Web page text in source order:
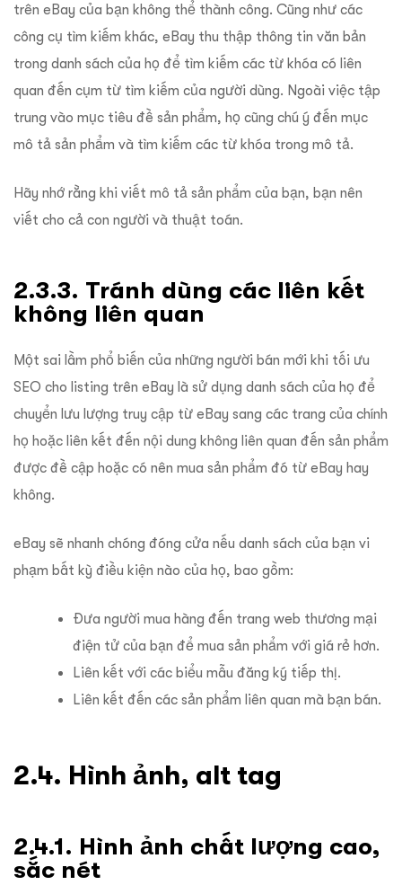
trên eBay của bạn không thể thành công. Cũng như các
công cụ tìm kiếm khác, eBay thu thập thông tin văn bản
trong danh sách của họ để tìm kiếm các từ khóa có liên
quan đến cụm từ tìm kiếm của người dùng. Ngoài việc tập
trung vào mục tiêu đề sản phẩm, họ cũng chú ý đến mục
mô tả sản phẩm và tìm kiếm các từ khóa trong mô tả.
Hãy nhớ rằng khi viết mô tả sản phẩm của bạn, bạn nên
viết cho cả con người và thuật toán.
2.3.3. Tránh dùng các liên kết
không liên quan
Một sai lầm phổ biến của những người bán mới khi tối ưu
SEO cho listing trên eBay là sử dụng danh sách của họ để
chuyển lưu lượng truy cập từ eBay sang các trang của chính
họ hoặc liên kết đến nội dung không liên quan đến sản phẩm
được đề cập hoặc có nên mua sản phẩm đó từ eBay hay
không.
eBay sẽ nhanh chóng đóng cửa nếu danh sách của bạn vi
phạm bất kỳ điều kiện nào của họ, bao gồm:
Đưa người mua hàng đến trang web thương mại
điện tử của bạn để mua sản phẩm với giá rẻ hơn.
Liên kết với các biểu mẫu đăng ký tiếp thị.
Liên kết đến các sản phẩm liên quan mà bạn bán.
2.4. Hình ảnh, alt tag
2.4.1. Hình ảnh chất lượng cao,
sắc nét